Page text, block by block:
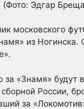
(Фото: Эдгар
московского
из
«Знамя» будут
России,
за